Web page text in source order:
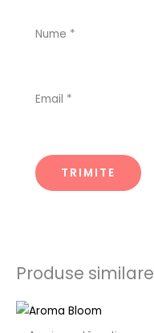
Nume *
Email *
Produse similare